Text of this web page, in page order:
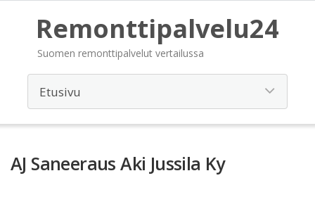
Remonttipalvelu24
Suomen remonttipalvelut vertailussa
AJ Saneeraus Aki Jussila Ky